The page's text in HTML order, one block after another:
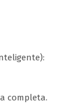
completa.